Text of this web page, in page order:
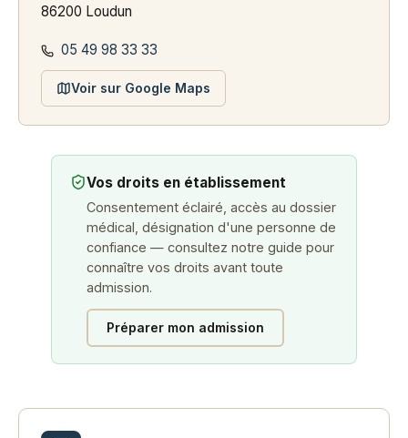
86200 Loudun
05 49 98 33 33
Voir sur Google Maps
Vos droits en établissement
Consentement éclairé, accès au dossier
médical, désignation d'une personne de
confiance — consultez notre guide pour
connaître vos droits avant toute
admission.
Préparer mon admission